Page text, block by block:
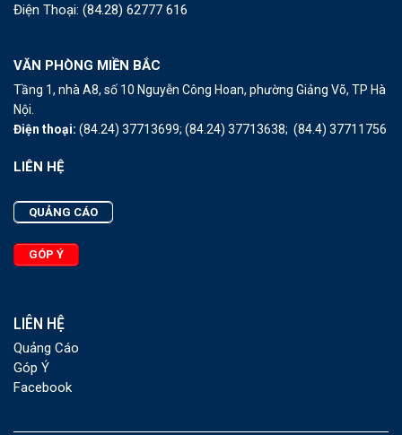
Điện Thoại: (84.28) 62777 616
VĂN PHÒNG MIỀN BẮC
Tầng 1, nhà A8, số 10 Nguyễn Công Hoan, phường Giảng Võ, TP Hà
Nội.
Điện thoại: (84.24) 37713699; (84.24) 37713638; (84.4) 37711756
LIÊN HỆ
QUẢNG CÁO
GÓP Ý
LIÊN HỆ
Quảng Cáo
Góp Ý
Facebook